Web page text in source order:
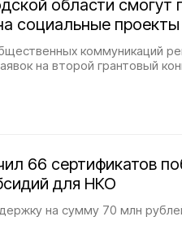
области смогут
социальные проекты
коммуникаций
на второй грантовый
66 сертификатов
для НКО
на сумму 70 млн